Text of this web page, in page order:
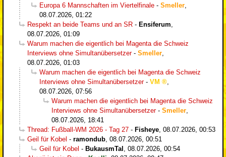
Europa 6 Mannschaften im Viertelfinale - Smeller
08.07.2026, 01:22
Respekt an beide Teams und an SR - Ensiferum
08.07.2026, 01:09
Warum machen die eigentlich bei Magenta die Schweiz
Interviews ohne Simultanübersetzer- Smeller
08.07.2026, 01:03
Warum machen die eigentlich bei Magenta die Schweiz
Interviews ohne Simultanübersetzer- VM
08.07.2026, 07:56
Warum machen die eigentlich bei Magenta die Schweiz
Interviews ohne Simultanübersetzer- Smeller
08.07.2026, 18:41
Thread: Fußball-WM 2026 - Tag 27 - Fisheye 08.07.2026, 00:53
Geil für Kobel - ramondub 08.07.2026, 00:51
Geil für Kobel - BukausmTal
08.07.2026, 00:54